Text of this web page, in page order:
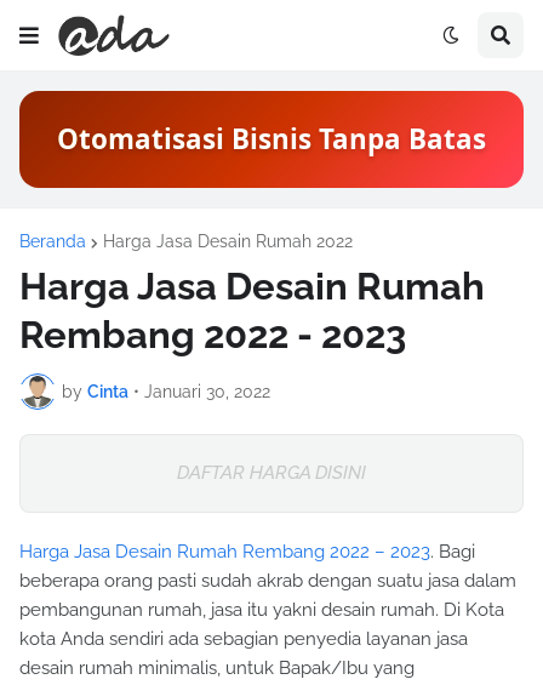
Otomatisasi Bisnis Tanpa Batas
Beranda Harga Jasa Desain Rumah 2022
Harga Jasa Desain Rumah
Rembang 2022 - 2023
by Cinta • Januari 30, 2022
DAFTAR HARGA DISINI
Harga Jasa Desain Rumah Rembang 2022 – 2023. Bagi
beberapa orang pasti sudah akrab dengan suatu jasa dalam
pembangunan rumah, jasa itu yakni desain rumah. Di Kota
kota Anda sendiri ada sebagian penyedia layanan jasa
desain rumah minimalis, untuk Bapak/Ibu yang